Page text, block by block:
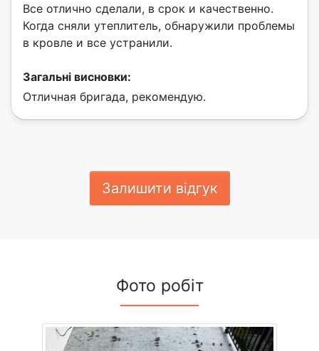
Все отлично сделали, в срок и качественно.
Когда сняли утеплитель, обнаружили проблемы
в кровле и все устранили.
Загальні висновки:
Отличная бригада, рекомендую.
Залишити відгук
Фото робіт